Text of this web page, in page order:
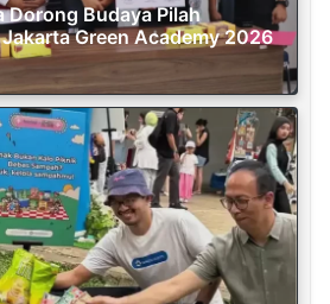
Dorong Budaya Pilah
Green Academy 2026